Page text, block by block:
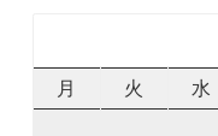
月
火 水